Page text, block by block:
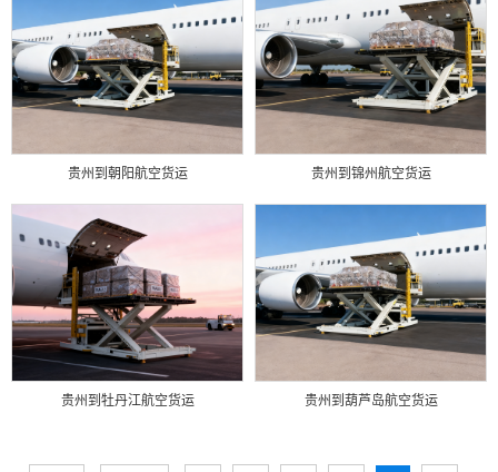
贵州到朝阳航空货运 贵州到锦州航空货运
贵州到牡丹江航空货运 贵州到葫芦岛航空货运